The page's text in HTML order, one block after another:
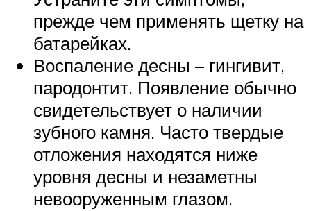
прежде чем применять щетку на
батарейках.
Воспаление десны – гингивит,
пародонтит. Появление обычно
свидетельствует о наличии
зубного камня. Часто твердые
отложения находятся ниже
уровня десны и незаметны
невооруженным глазом.